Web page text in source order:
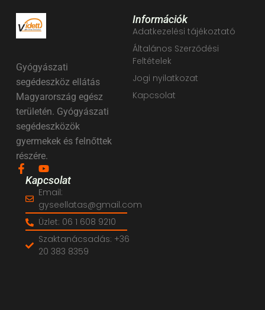
Gyógyászati
segédeszköz ellátás
Magyarország egész
területén. Gyógyászati
segédeszközök
gyermekek és felnőttek
részére.
Információk
Adatkezelési tájékoztató
Általános Szerződési
Feltételek
Jogi nyilatkozat
Kapcsolat
Kapcsolat
Email:
gyseellatas@gmail.com
Üzlet: 06 1 608 9210
Szaktanácsadás: +36
20 383 8359